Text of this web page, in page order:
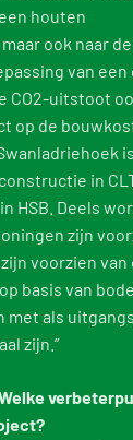
houten
ook naar
van een
CO2-uitstoot
op de
in
HSB. Deels
zijn
voorzien van
basis van
met als
zijn.”